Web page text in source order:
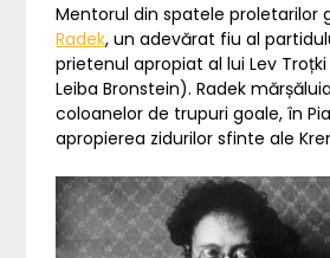
Mentorul din spatele proletarilor
Radek, un adevărat fiu al
prietenul apropiat al lui Lev
Leiba Bronstein). Radek
coloanelor de trupuri goale, în
apropierea zidurilor sfinte ale